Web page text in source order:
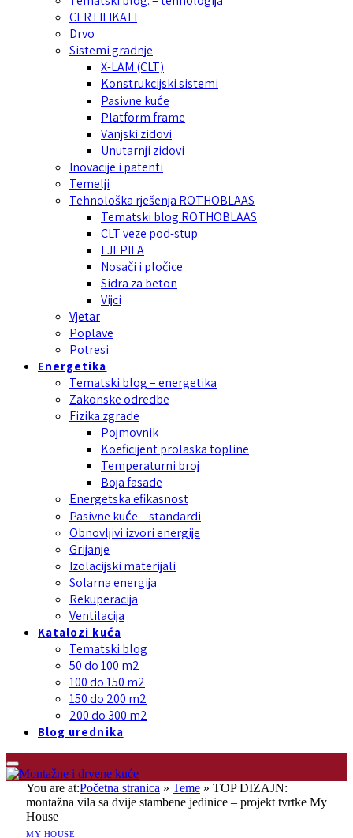
CERTIFIKATI
Drvo
Sistemi gradnje
X-LAM (CLT)
Konstrukcijski sistemi
Pasivne kuće
Platform frame
Vanjski zidovi
Unutarnji zidovi
Inovacije i patenti
Temelji
Tehnološka rješenja ROTHOBLAAS
Tematski blog ROTHOBLAAS
CLT veze pod-stup
LJEPILA
Nosači i pločice
Sidra za beton
Vijci
Vjetar
Poplave
Potresi
Energetika
Tematski blog – energetika
Zakonske odredbe
Fizika zgrade
Pojmovnik
Koeficijent prolaska topline
Temperaturni broj
Boja fasade
Energetska efikasnost
Pasivne kuće – standardi
Obnovljivi izvori energije
Grijanje
Izolacijski materijali
Solarna energija
Rekuperacija
Ventilacija
Katalozi kuća
Tematski blog
50 do 100 m2
100 do 150 m2
150 do 200 m2
200 do 300 m2
Blog urednika
You are at:Početna stranica » Teme » TOP DIZAJN:
montažna vila sa dvije stambene jedinice – projekt tvrtke My
House
MY HOUSE